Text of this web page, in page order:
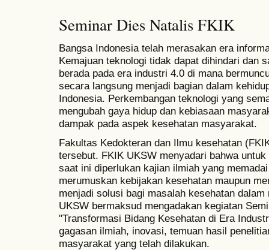
Seminar Dies Natalis FKIK
Bangsa Indonesia telah merasakan era
Kemajuan teknologi tidak dapat dihindari dan
berada pada era industri 4.0 di mana
secara langsung menjadi bagian dalam
Indonesia. Perkembangan teknologi yang
mengubah gaya hidup dan kebiasaan
dampak pada aspek kesehatan masyarakat.
Fakultas Kedokteran dan Ilmu kesehatan
tersebut. FKIK UKSW menyadari bahwa
saat ini diperlukan kajian ilmiah yang
merumuskan kebijakan kesehatan maupun
menjadi solusi bagi masalah kesehatan
UKSW bermaksud mengadakan kegiatan
"Transformasi Bidang Kesehatan di Era
gagasan ilmiah, inovasi, temuan hasil
masyarakat yang telah dilakukan.